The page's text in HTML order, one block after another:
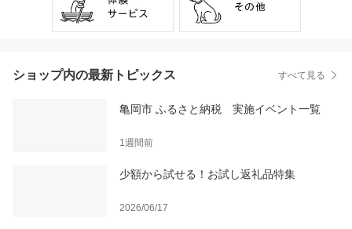
ショップ内の最新トピックス すべて見る
亀岡市 ふるさと納税 実施イベント一覧
1週間前
少額から試せる！お試し返礼品特集
2026/06/17